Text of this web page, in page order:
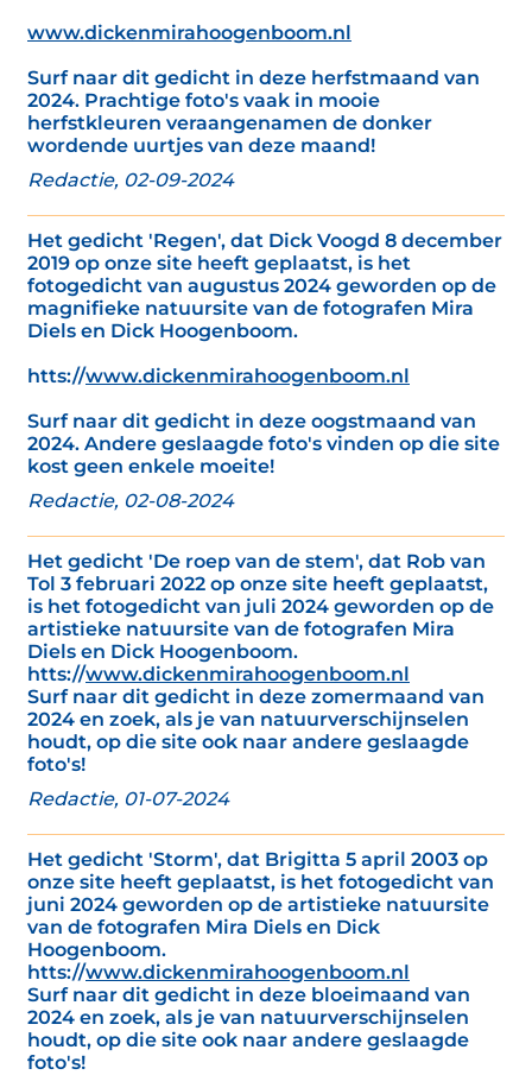
www.dickenmirahoogenboom.nl
Surf naar dit gedicht in deze herfstmaand van
2024. Prachtige foto's vaak in mooie
herfstkleuren veraangenamen de donker
wordende uurtjes van deze maand!
Redactie, 02-09-2024
Het gedicht 'Regen', dat Dick Voogd 8 december
2019 op onze site heeft geplaatst, is het
fotogedicht van augustus 2024 geworden op de
magnifieke natuursite van de fotografen Mira
Diels en Dick Hoogenboom.
htts://www.dickenmirahoogenboom.nl
Surf naar dit gedicht in deze oogstmaand van
2024. Andere geslaagde foto's vinden op die site
kost geen enkele moeite!
Redactie, 02-08-2024
Het gedicht 'De roep van de stem', dat Rob van
Tol 3 februari 2022 op onze site heeft geplaatst,
is het fotogedicht van juli 2024 geworden op de
artistieke natuursite van de fotografen Mira
Diels en Dick Hoogenboom.
htts://www.dickenmirahoogenboom.nl
Surf naar dit gedicht in deze zomermaand van
2024 en zoek, als je van natuurverschijnselen
houdt, op die site ook naar andere geslaagde
foto's!
Redactie, 01-07-2024
Het gedicht 'Storm', dat Brigitta 5 april 2003 op
onze site heeft geplaatst, is het fotogedicht van
juni 2024 geworden op de artistieke natuursite
van de fotografen Mira Diels en Dick
Hoogenboom.
htts://www.dickenmirahoogenboom.nl
Surf naar dit gedicht in deze bloeimaand van
2024 en zoek, als je van natuurverschijnselen
houdt, op die site ook naar andere geslaagde
foto's!